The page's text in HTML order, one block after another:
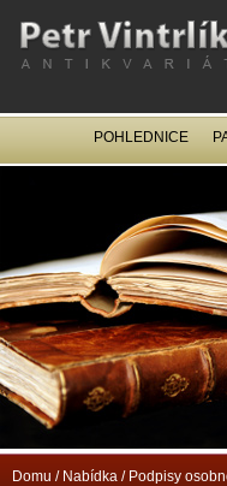
POHLEDNICE
Domu / Nabídka / Podpisy